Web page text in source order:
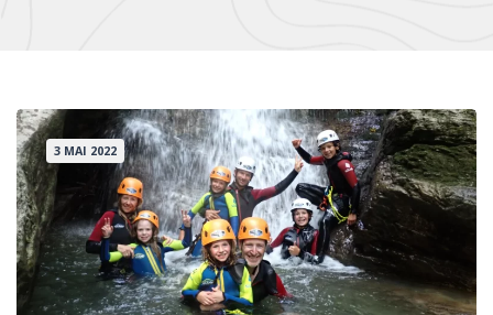
3 MAI 2022